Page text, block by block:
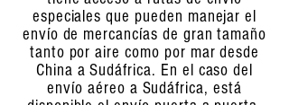
especiales que pueden manejar el
envío de mercancías de gran tamaño
tanto por aire como por mar desde
China a Sudáfrica. En el caso del
envío aéreo a Sudáfrica, está